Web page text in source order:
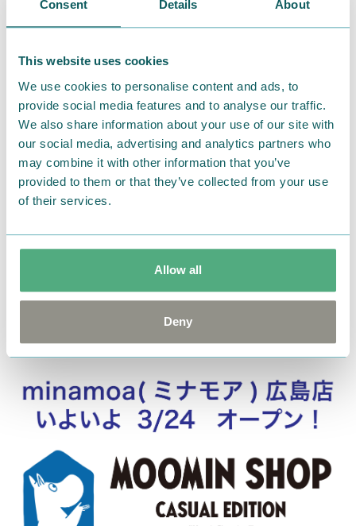
Consent Details About
This website uses cookies
We use cookies to personalise content and ads, to
provide social media features and to analyse our traffic.
We also share information about your use of our site with
our social media, advertising and analytics partners who
may combine it with other information that you’ve
provided to them or that they’ve collected from your use
of their services.
Allow all
Deny
「MOOMIN SHOP CASUAL EDITION」 最新情
報！札幌ステラプレイス店２周年！
「MOOMIN SHOP CASUAL EDITION」 限定商品
情報！タイトルコレクション登場！